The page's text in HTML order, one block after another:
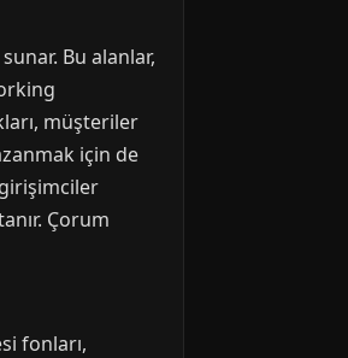
Bu alanlar,
müşteriler
için de
Çorum
fonları,